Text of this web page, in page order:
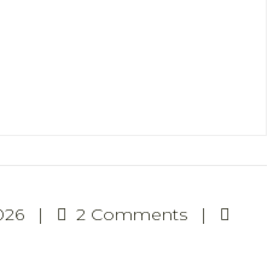
| 2 Comments
|